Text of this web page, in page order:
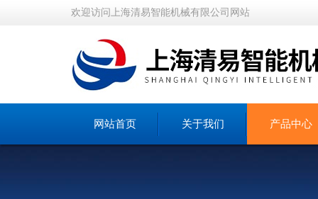
欢迎访问上海清易智能机械有限公司网站
网站首页 关于我们 产品中心